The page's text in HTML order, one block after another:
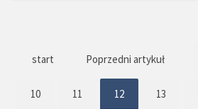
start Poprzedni artykuł
10 11 12 13